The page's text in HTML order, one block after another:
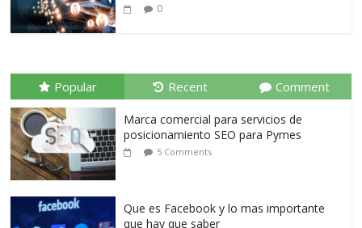
0
Popular Recent Comment
Marca comercial para servicios de
posicionamiento SEO para Pymes
5 Comments
Que es Facebook y lo mas importante
que hay que saber